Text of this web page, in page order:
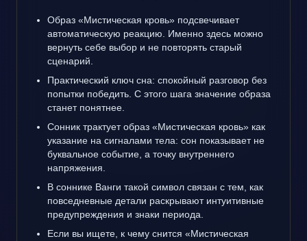
Образ «Мистическая кровь» подсвечивает
автоматическую реакцию. Именно здесь можно
вернуть себе выбор и не повторять старый
сценарий.
Практический ключ сна: спокойный разговор без
попытки победить. С этого шага значение образа
станет понятнее.
Сонник трактует образ «Мистическая кровь» как
указание на сигналами тела: сон показывает не
буквальное событие, а точку внутреннего
напряжения.
В соннике Ванги такой символ связан с тем, как
повседневные детали раскрывают интуитивные
предупреждения и знаки периода.
Если вы ищете, к чему снится «Мистическая